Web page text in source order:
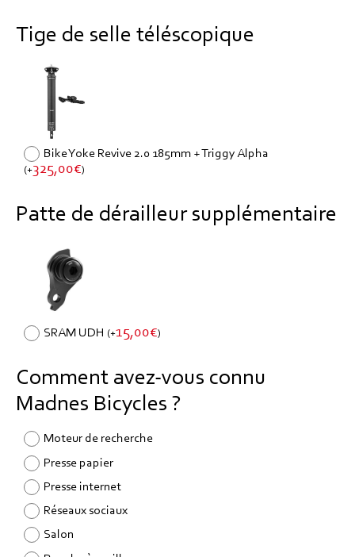
Tige de selle téléscopique
Bike Yoke Revive 2.0 185mm + Triggy Alpha
(+325,00€)
Patte de dérailleur supplémentaire
SRAM UDH (+15,00€)
Comment avez-vous connu
Madnes Bicycles ?
Moteur de recherche
Presse papier
Presse internet
Réseaux sociaux
Salon